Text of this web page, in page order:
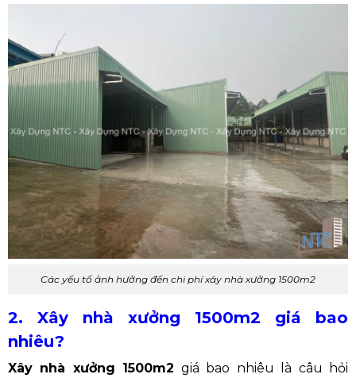
Các yếu tố ảnh hưởng đến chi phí xây nhà xưởng 1500m2
2. Xây nhà xưởng 1500m2 giá bao
nhiêu?
Xây nhà xưởng 1500m2 giá bao nhiêu là câu hỏi